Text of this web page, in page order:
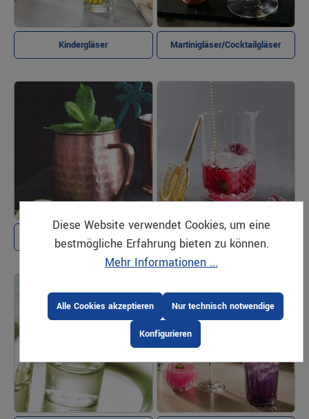
Kindergläser Martinigläser/Cocktailgläser
Metallbecher Mixinggläser/Rührgläser
Diese Website verwendet Cookies, um eine
bestmögliche Erfahrung bieten zu können.
Mehr Informationen ...
Nur technisch notwendige
Konfigurieren
Alle Cookies akzeptieren